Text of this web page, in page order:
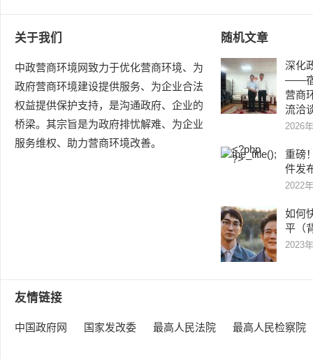
关于我们
中政营商环境网致力于优化营商环境、为
政府营商环境建设提供服务、为企业合法
权益提供保护支持，是沟通政府、企业的
桥梁。其宗旨是为政府排忧解难、为企业
服务维权、助力营商环境改善。
随机文章
深化
——宿
营商
流洽
2026
重磅
件发
2022
如何
平（
2023
友情链接
中国政府网 国家发改委 最高人民法院 最高人民检察院